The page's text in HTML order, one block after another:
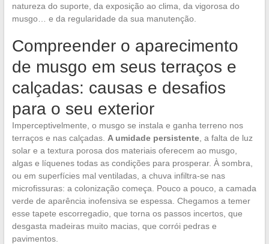
natureza do suporte, da exposição ao clima, da vigorosa do
musgo… e da regularidade da sua manutenção.
Compreender o aparecimento
de musgo em seus terraços e
calçadas: causas e desafios
para o seu exterior
Imperceptivelmente, o musgo se instala e ganha terreno nos
terraços e nas calçadas. A umidade persistente, a falta de luz
solar e a textura porosa dos materiais oferecem ao musgo,
algas e líquenes todas as condições para prosperar. À sombra,
ou em superfícies mal ventiladas, a chuva infiltra-se nas
microfissuras: a colonização começa. Pouco a pouco, a camada
verde de aparência inofensiva se espessa. Chegamos a temer
esse tapete escorregadio, que torna os passos incertos, que
desgasta madeiras muito macias, que corrói pedras e
pavimentos.